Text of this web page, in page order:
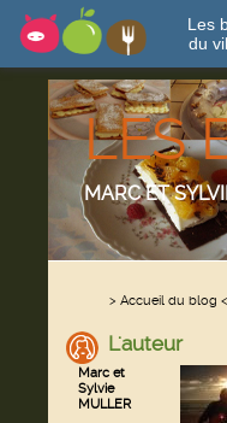
Les
du
LES
MARC ET
> Accueil du blog <
L'auteur
Marc et
Sylvie
MULLER